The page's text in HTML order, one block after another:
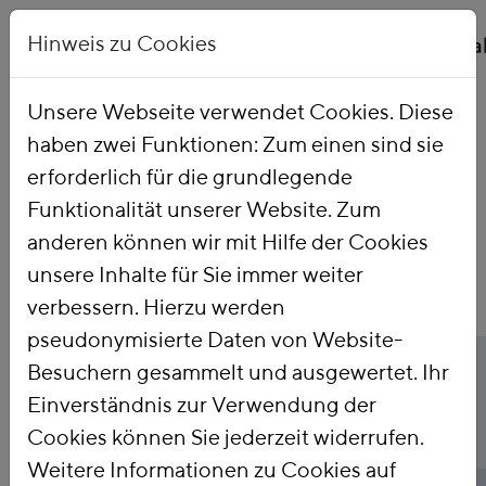
Startseite Publikationen
Mehr politischer Wille
fürs Klimageld gefragt
Hinweis zu Cookies
Unsere Webseite verwendet Cookies. Diese
haben zwei Funktionen: Zum einen sind sie
erforderlich für die grundlegende
Funktionalität unserer Website. Zum
anderen können wir mit Hilfe der Cookies
unsere Inhalte für Sie immer weiter
verbessern. Hierzu werden
pseudonymisierte Daten von Website-
Besuchern gesammelt und ausgewertet. Ihr
Einverständnis zur Verwendung der
Cookies können Sie jederzeit widerrufen.
Weitere Informationen zu Cookies auf